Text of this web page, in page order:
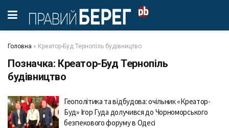
Головна » Креатор-Буд Тернопіль будівництво
Позначка: Креатор-Буд Тернопіль
будівництво
Геополітика та відбудова: очільник «Креатор-
Буд» Ігор Гуда долучився до Чорноморського
безпекового форуму в Одесі